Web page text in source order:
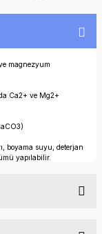
magnezyum
Ca2+ ve Mg2+
boyama suyu, deterjan
yapılabilir.